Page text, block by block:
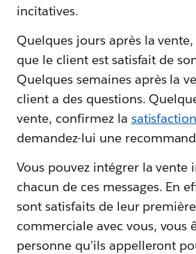
incitatives.
Quelques jours après la vente,
que le client est satisfait de
Quelques semaines après la
client a des questions.
vente, confirmez la
demandez-lui une
Vous pouvez intégrer la vente
chacun de ces messages. En
sont satisfaits de leur
commerciale avec vous, vous
personne qu'ils appelleront